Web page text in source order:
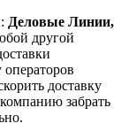
Деловые Линии,
другой
доставку
забрать